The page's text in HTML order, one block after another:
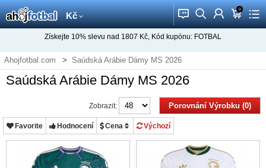
Kč 󰂱 󰂨 󰃳 0
󰃦 󰃖
Získejte 10% slevu nad 1807 Kč, Kód kupónu: FOTBAL
Ahojfotbal.com Saúdská Arábie Dámy MS 2026
Saúdská Arábie Dámy MS 2026
Porovnání Výrobku (0)
Zobrazit:
Favorite Hodnocení Cena Výchozí